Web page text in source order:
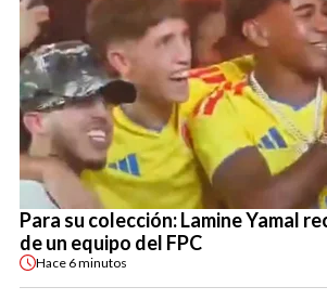
Para su colección: Lamine Yamal
de un equipo del FPC
Hace 6 minutos